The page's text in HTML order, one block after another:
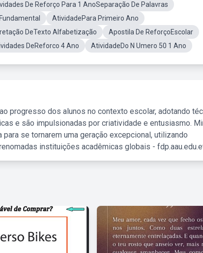
De Reforço Para 1 AnoSeparação De Palavras
AtividadePara Primeiro Ano
DeTexto Alfabetização
Apostila De ReforçoEscolar
DeReforco 4 Ano AtividadeDo N Umero 50 1 Ano
progresso dos alunos no contexto escolar, adotando
e são impulsionadas por criatividade e entusiasmo.
se tornarem uma geração excepcional, utilizando
instituições acadêmicas globais -